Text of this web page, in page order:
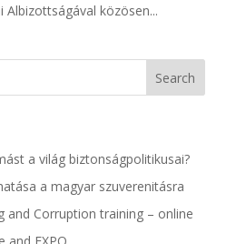
közösen...
a világ biztonságpolitikusai?
a magyar szuverenitásra
and Corruption training – online